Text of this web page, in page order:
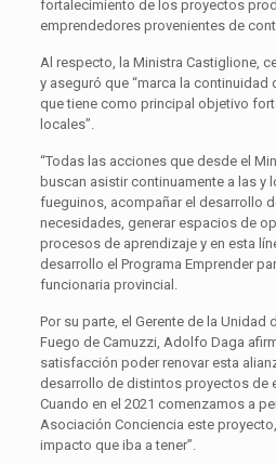
fortalecimiento de los proyectos
emprendedores provenientes de
Al respecto, la Ministra Castiglione,
y aseguró que “marca la
que tiene como principal objetivo
locales”.
“Todas las acciones que desde el
buscan asistir continuamente a las y
fueguinos, acompañar el desarrollo
necesidades, generar espacios de
procesos de aprendizaje y en esta
desarrollo el Programa Emprender
funcionaria provincial.
Por su parte, el Gerente de la Unidad
Fuego de Camuzzi, Adolfo Daga
satisfacción poder renovar esta
desarrollo de distintos proyectos de
Cuando en el 2021 comenzamos a
Asociación Conciencia este
impacto que iba a tener”.